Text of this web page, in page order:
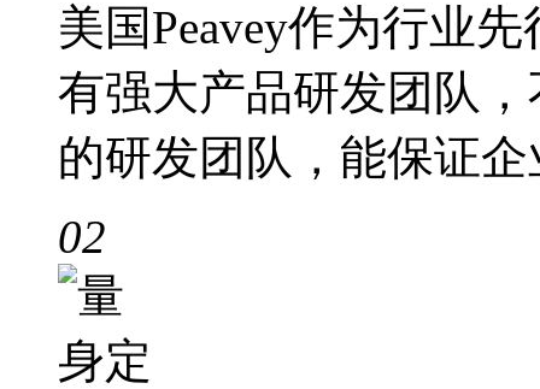
美国Peavey作为行业
有强大产品研发团队
的研发团队，能保证
02